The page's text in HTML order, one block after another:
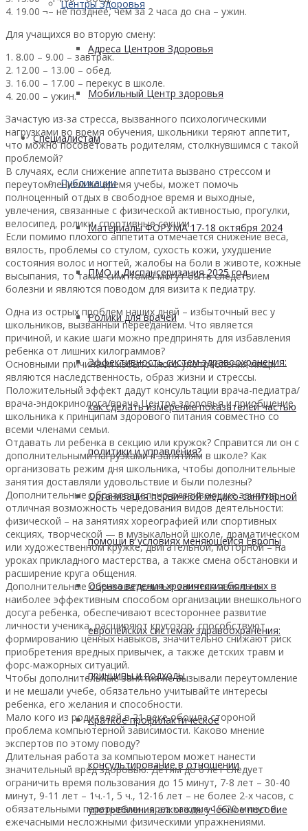
Центры Здоровья
Адреса Центров Здоровья
Мобильный Центр здоровья
Cпециалистам
Публикации
Материалы ФОРУМА 17-18 октября 2024
ПМО и Диспансеризация 2025 год
Ролики для врачей
Эффективность систем здравоохранения:
как сделать измерение показателей частью
политики и управления?
Организация первичной медико-санитарной
помощи в условиях меняющейся Европы
Оценка ведения хронических больных в
европейских системах здравоохранения:
принципы и подходы
Краткое профилактическое
консультирование в отношении
употребления алкоголя: учебное пособие
4. 19.00 ¬– не позднее, чем за 2 часа до сна – ужин.
Для учащихся во вторую смену:
1. 8.00 – 9.00 – завтрак.
2. 12.00 – 13.00 – обед.
3. 16.00 – 17.00 – перекус в школе.
4. 20.00 – ужин.
Зачастую из-за стресса, вызванного психологическими
нагрузками во время обучения, школьники теряют аппетит,
что можно посоветовать родителям, столкнувшимся с такой
проблемой?
В случаях, если снижение аппетита вызвано стрессом и
переутомлением во время учебы, может помочь
полноценный отдых в свободное время и выходные,
увлечения, связанные с физической активностью, прогулки,
велосипед, ролики, спортивные секции.
Если помимо плохого аппетита отмечается снижение веса,
вялость, проблемы со стулом, сухость кожи, ухудшение
состояния волос и ногтей, жалобы на боли в животе, кожные
высыпания, то такие симптомы могут быть следствием
болезни и являются поводом для визита к педиатру.
Одна из острых проблем наших дней – избыточный вес у
школьников, вызванный перееданием. Что является
причиной, и какие шаги можно предпринять для избавления
ребенка от лишних килограммов?
Основными причинами избыточного употребления пищи
являются наследственность, образ жизни и стрессы.
Положительный эффект дадут консультации врача-педиатра/
врача-эндокринолога/врача Центра здоровья и приобщение
школьника к принципам здорового питания совместно со
всеми членами семьи.
Отдавать ли ребенка в секцию или кружок? Справится ли он с
дополнительными нагрузками к занятиям в школе? Как
организовать режим дня школьника, чтобы дополнительные
занятия доставляли удовольствие и были полезны?
Дополнительные образовательно-развивающие занятия –
отличная возможность чередования видов деятельности:
физической – на занятиях хореографией или спортивных
секциях, творческой — в музыкальной школе, драматическом
или художественном кружке, двигательной, моторной – на
уроках прикладного мастерства, а также смена обстановки и
расширение круга общения.
Дополнительные образовательные занятия являются
наиболее эффективным способом организации внешкольного
досуга ребенка, обеспечивают всестороннее развитие
личности ученика, расширяют кругозор, способствуют
формированию ценных навыков, значительно снижают риск
приобретения вредных привычек, а также детских травм и
форс-мажорных ситуаций.
Чтобы дополнительные занятия не вызывали переутомление
и не мешали учебе, обязательно учитывайте интересы
ребенка, его желания и способности.
Мало кого из родителей в 21 веке обошла стороной
проблема компьютерной зависимости. Каково мнение
экспертов по этому поводу?
Длительная работа за компьютером может нанести
значительный вред здоровью. Детям до 6 лет следует
ограничить время пользования до 15 минут, 7-8 лет – 30-40
минут, 9-11 лет – 1ч.-1, 5 ч., 12-16 лет – не более 2-х часов, с
обязательными перерывами через каждые 15-20 минут и
ежечасными несложными физическими упражнениями.